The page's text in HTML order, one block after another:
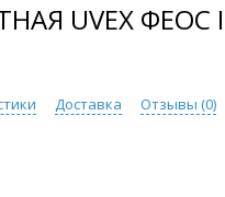
UVEX ФЕОС
Доставка Отзывы (0)